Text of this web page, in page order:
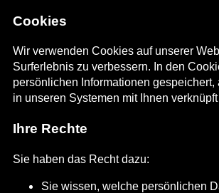
Cookies
Wir verwenden Cookies auf unserer
Surferlebnis zu verbessern. In den
persönlichen Informationen gespeichert,
in unseren Systemen mit Ihnen
Ihre Rechte
Sie haben das Recht dazu:
Sie wissen, welche persönlichen